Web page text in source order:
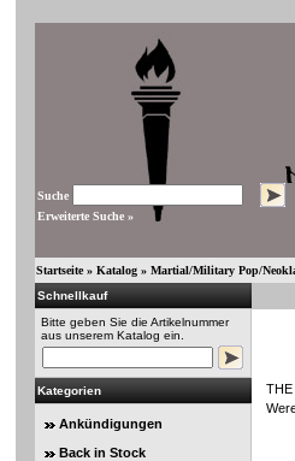
Suche
Erweiterte Suche »
Startseite» Katalog» Martial/Military Pop/
Schnellkauf
Bitte geben Sie die Artikelnummer
aus unserem Katalog ein.
Kategorien
Ankündigungen
Back in Stock
THE